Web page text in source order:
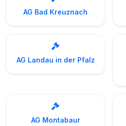
AG Bad Kreuznach
AG Landau in der Pfalz
AG Montabaur